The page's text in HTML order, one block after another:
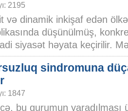
2195
dinamik inkişaf edən
düşünülmüş,
siyasət həyata keçirilir.
sindromuna
1847
bu qurumun yaradılması